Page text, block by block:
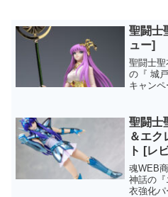
聖闘士
ュー]
聖闘士
の『 城
キャンペ
くまで
してい
聖闘士
＆エク
ト [レ
魂WEB
神話の
衣強化パ